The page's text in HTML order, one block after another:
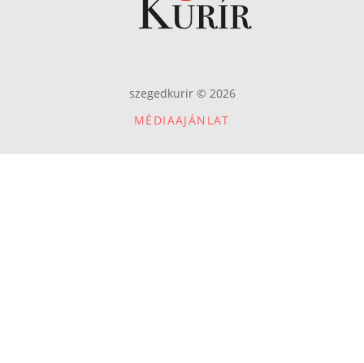
szegedkurir © 2026
MÉDIAAJÁNLAT